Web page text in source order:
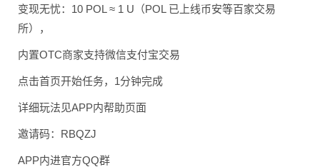
变现无忧：10 POL ≈ 1 U（POL 已上线币安等百家交易
所），
内置OTC商家支持微信支付宝交易
点击首页开始任务，1分钟完成
详细玩法见APP内帮助页面
邀请码：RBQZJ
APP内进官方QQ群